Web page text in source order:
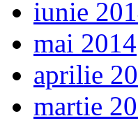
iunie
mai 2014
aprilie
martie